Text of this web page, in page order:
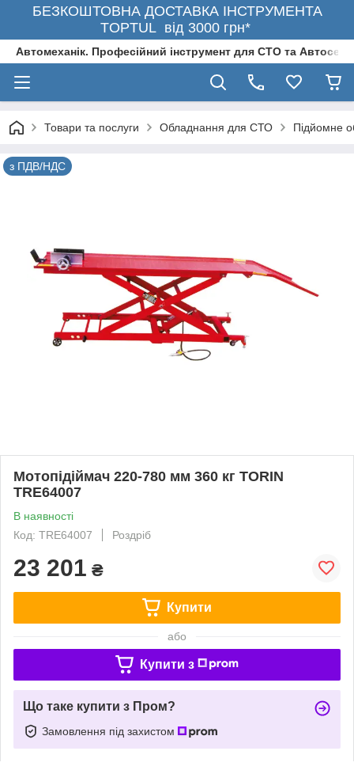
БЕЗКОШТОВНА ДОСТАВКА ІНСТРУМЕНТА
TOPTUL від 3000 грн*
Автомеханік. Професійний інструмент для СТО та
Товари та послуги Обладнання для СТО Підйомне
з ПДВ/НДС
Мотопідіймач 220-780 мм 360 кг TORIN
TRE64007
В наявності
Код: TRE64007
Роздріб
23 201 ₴
Купити
або
Купити з
Що таке купити з Пром?
Замовлення під захистом